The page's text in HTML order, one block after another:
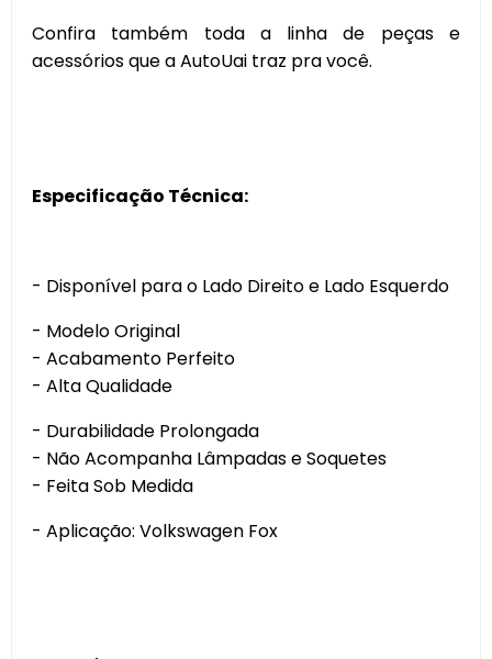
Confira também toda a linha de peças e
acessórios que a AutoUai traz pra você.
Especificação Técnica:
- Disponível para o Lado Direito e Lado Esquerdo
- Modelo Original
- Acabamento Perfeito
- Alta Qualidade
- Durabilidade Prolongada
- Não Acompanha Lâmpadas e Soquetes
- Feita Sob Medida
- Aplicação: Volkswagen Fox